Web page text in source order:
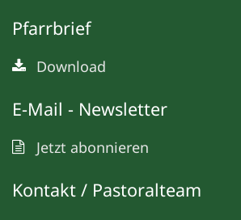
Pfarrbrief
Download
E-Mail - Newsletter
Jetzt abonnieren
Kontakt / Pastoralteam